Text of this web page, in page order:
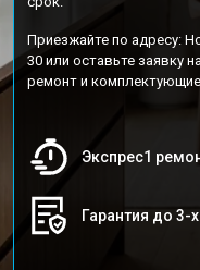
Приезжайте по адресу:
30 или оставьте заявку
ремонт и
Экспрес1
Гарантия до 3-